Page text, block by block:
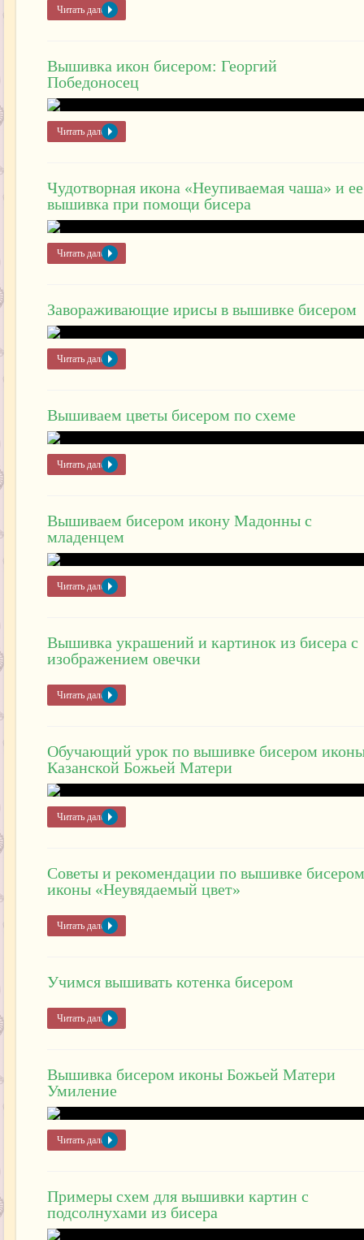
Читать далее »
Вышивка икон бисером: Георгий
Победоносец
Читать далее »
Чудотворная икона «Неупиваемая чаша» и ее
вышивка при помощи бисера
Читать далее »
Завораживающие ирисы в вышивке бисером
Читать далее »
Вышиваем цветы бисером по схеме
Читать далее »
Вышиваем бисером икону Мадонны с
младенцем
Читать далее »
Вышивка украшений и картинок из бисера с
изображением овечки
Читать далее »
Обучающий урок по вышивке бисером
Казанской Божьей Матери
Читать далее »
Советы и рекомендации по вышивке бисером
иконы «Неувядаемый цвет»
Читать далее »
Учимся вышивать котенка бисером
Читать далее »
Вышивка бисером иконы Божьей Матери
Умиление
Читать далее »
Примеры схем для вышивки картин с
подсолнухами из бисера